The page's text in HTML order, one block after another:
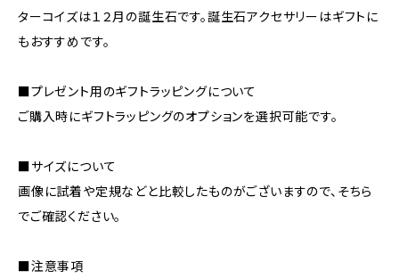
ターコイズは１２月の誕生石です。誕生石アクセサリーはギフトに
もおすすめです。
■プレゼント用のギフトラッピングについて
ご購入時にギフトラッピングのオプションを選択可能です。
■サイズについて
画像に試着や定規などと比較したものがございますので、そちら
でご確認ください。
■注意事項